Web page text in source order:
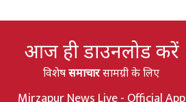
आज ही डाउनलोड करें
विशेषसमाचारसामग्री के लिए